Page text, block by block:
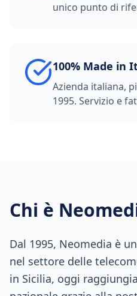
unico punto di
100% Made in
Azienda italiana,
1995. Servizio e
Chi è
Dal 1995, Neomedia è
nel settore delle
in Sicilia, oggi